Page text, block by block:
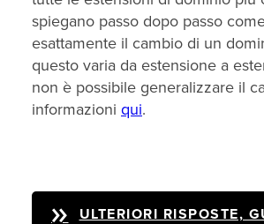
spiegano passo dopo passo
esattamente il cambio di un
questo varia da estensione a
non è possibile generalizzare il
informazioni qui.
ULTERIORI RISPOSTE,